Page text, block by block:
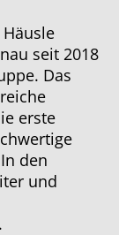
seit 2018
Das
erste
den
und